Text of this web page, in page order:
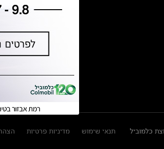
כלמוביל תנאי שימוש מדיניות פרטיות